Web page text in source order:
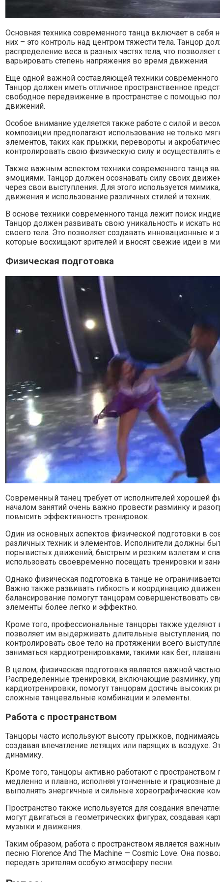
Основная техника современного танца включает в
них – это контроль над центром тяжести тела. Танцор
распределение веса в разных частях тела, что
варьировать степень напряжения во время движения.
Еще одной важной составляющей техники современного
Танцор должен иметь отличное пространственное
свободное передвижение в пространстве с помощью
движений.
Особое внимание уделяется также работе с силой и
композиции предполагают использование не только
элементов, таких как прыжки, перевороты и
контролировать свою физическую силу и осуществлять
Также важным аспектом техники современного танца
эмоциями. Танцор должен осознавать силу своих
через свои выступления. Для этого используется
движения и использование различных стилей и техник.
В основе техники современного танца лежит поиск
Танцор должен развивать свою уникальность и
своего тела. Это позволяет создавать инновационные
которые восхищают зрителей и вносят свежие идеи в
Физическая подготовка
Современный танец требует от исполнителей хорошей
началом занятий очень важно провести разминку и
повысить эффективность тренировок.
Один из основных аспектов физической подготовки в
различных техник и элементов. Исполнители должны
порывистых движений, быстрым и резким взлетам и
использовать своевременно посещать тренировки и
Однако физическая подготовка в танце не
Важно также развивать гибкость и координацию
балансирование помогут танцорам совершенствовать
элементы более легко и эффектно.
Кроме того, профессиональные танцоры также
позволяет им выдерживать длительные выступления,
контролировать свое тело на протяжении всего
заниматься кардиотренировками, такими как бег,
В целом, физическая подготовка является важной
Распределенные тренировки, включающие разминку,
кардиотренировки, помогут танцорам достичь высоких
сложные танцевальные комбинации и элементы.
Работа с пространством
Танцоры часто используют высоту прыжков,
создавая впечатление летящих или парящих в воздухе.
динамику.
Кроме того, танцоры активно работают с пространством
медленно и плавно, исполняя утонченные и грациозные
выполнять энергичные и сильные хореографические
Пространство также используется для создания
могут двигаться в геометрических фигурах, создавая
музыки и движения.
Таким образом, работа с пространством является
песню Florence And The Machine — Cosmic Love. Она
передать зрителям особую атмосферу песни.